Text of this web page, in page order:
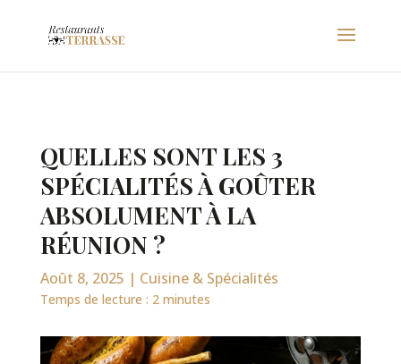
QUELLES SONT LES 3
SPÉCIALITÉS À GOÛTER
ABSOLUMENT À LA
RÉUNION ?
Août 8, 2025 | Cuisine & Spécialités
Temps de lecture : 2 minutes